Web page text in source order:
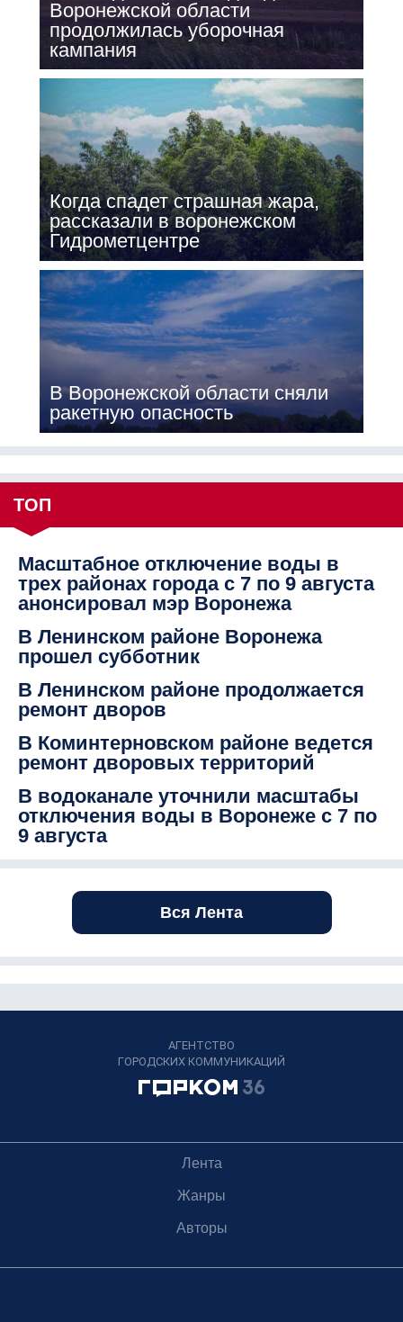
Воронежской области
продолжилась уборочная
кампания
Когда спадет страшная жара,
рассказали в воронежском
Гидрометцентре
В Воронежской области сняли
ракетную опасность
ТОП
Масштабное отключение воды в
трех районах города с 7 по 9 августа
анонсировал мэр Воронежа
В Ленинском районе Воронежа
прошел субботник
В Ленинском районе продолжается
ремонт дворов
В Коминтерновском районе ведется
ремонт дворовых территорий
В водоканале уточнили масштабы
отключения воды в Воронеже с 7 по
9 августа
Вся Лента
АГЕНТСТВО
ГОРОДСКИХ КОММУНИКАЦИЙ
Лента
Жанры
Авторы